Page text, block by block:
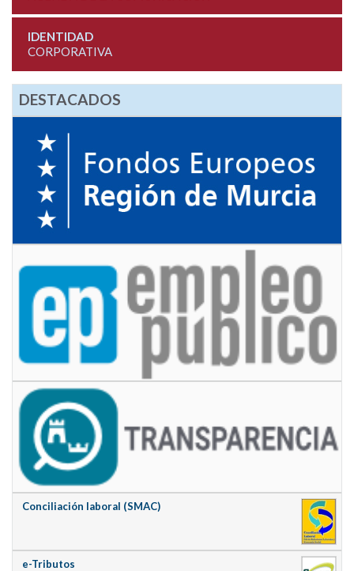
IDENTIDAD
CORPORATIVA
DESTACADOS
Conciliación laboral (SMAC)
e-Tributos